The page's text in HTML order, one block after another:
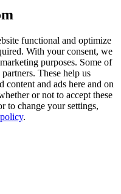
functional and optimize
With your consent, we
purposes. Some of
These help us
and ads here and on
or not to accept these
to change your settings,
.